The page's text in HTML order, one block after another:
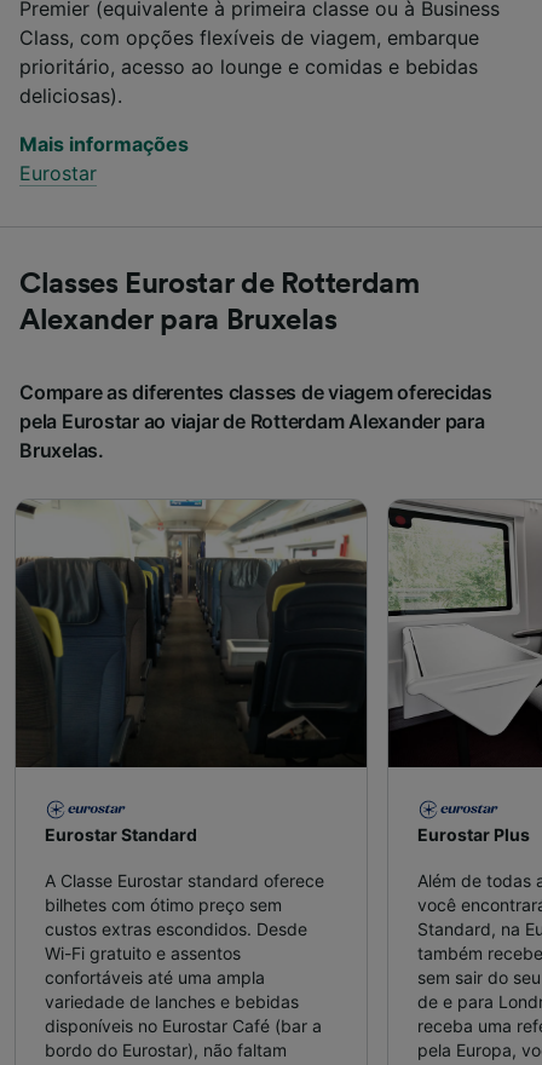
Premier (equivalente à primeira classe ou à Business
Class, com opções flexíveis de viagem, embarque
prioritário, acesso ao lounge e comidas e bebidas
deliciosas).
Mais informações
Eurostar
Classes Eurostar de Rotterdam
Alexander para Bruxelas
Compare as diferentes classes de viagem oferecidas
pela Eurostar ao viajar de Rotterdam Alexander para
Bruxelas.
Eurostar Standard
A Classe Eurostar standard oferece
bilhetes com ótimo preço sem
custos extras escondidos. Desde
Wi-Fi gratuito e assentos
confortáveis ​​até uma ampla
variedade de lanches e bebidas
disponíveis no Eurostar Café (bar a
bordo do Eurostar), não faltam
Eurostar Plus
Além de todas
você
Standard, na
também
sem sair do
de e para
receba uma
pela Europa,